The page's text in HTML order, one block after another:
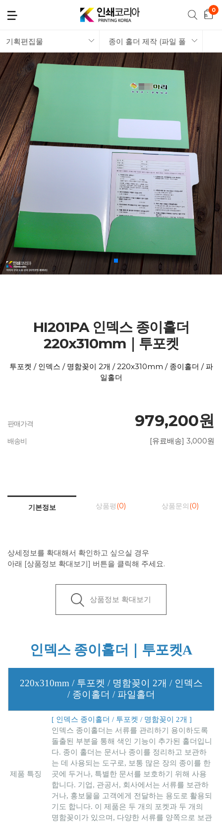
기획편집물 종이 홀더 제작 (파일 폴더)
HI201PA 인덱스 종이홀더
220x310mm｜투포켓
투포켓 / 인덱스 / 명함꽂이 2개 / 220x310mm / 종이홀더 / 파
일홀더
판매가격 979,200원
배송비 [유료배송] 3,000원
기본정보 상품평 (0) 상품문의 (0)
상세정보를 확대해서 확인하고 싶으실 경우
아래 [상품정보 확대보기] 버튼을 클릭해 주세요.
상품정보 확대보기
인덱스 종이홀더｜투포켓A
220x310mm / 투포켓 / 명함꽂이 2개 / 인덱스
/ 종이홀더 / 파일홀더
제품 특징
[ 인덱스 종이홀더 / 투포켓 / 명함꽂이 2개 ]
인덱스 종이홀더는 서류를 관리하기 용이하도록
돌출된 부분을 통해 색인 기능이 추가된 홀더입니
다. 종이 홀더는 문서나 종이를 정리하고 보관하
는 데 사용되는 도구로, 보통 많은 장의 종이를 한
곳에 두거나, 특별한 문서를 보호하기 위해 사용
합니다. 기업, 관공서, 회사에서는 서류를 보관하
거나, 홍보물을 고객에게 전달하는 용도로 활용되
기도 합니다. 이 제품은 두 개의 포켓과 두 개의
명함꽂이가 있으며, 다양한 서류를 양쪽으로 보관